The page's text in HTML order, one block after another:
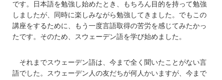
です。日本語を勉強し始めたとき、もちろん目的を持って勉強
しましたが、同時に楽しみながら勉強してきました。でもこの
講座をするために、もう一度言語取得の苦労を感じてみたかっ
たです。そのため、スウェーデン語を学び始めました。
それまでスウェーデン語は、今まで全く聞いたことがない言
語でした。スウェーデン人の友だちが何人かいますが、今まで